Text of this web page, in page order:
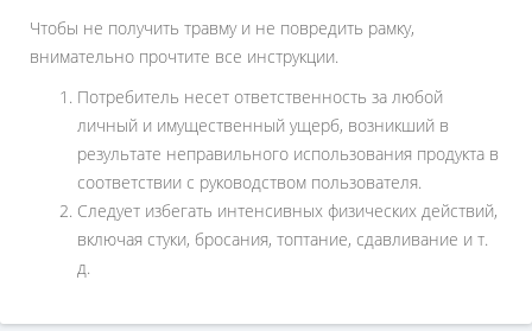
Чтобы не получить травму и не повредить рамку,
внимательно прочтите все инструкции.
Потребитель несет ответственность за любой
личный и имущественный ущерб, возникший в
результате неправильного использования продукта в
соответствии с руководством пользователя.
Следует избегать интенсивных физических действий,
включая стуки, бросания, топтание, сдавливание и т.
д.